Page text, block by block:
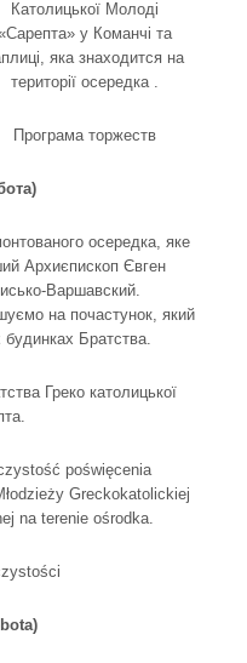
Католицької Молоді
у Команчі та
яка знаходится на
території осередка .
Програма торжеств
осередка, яке
Архиєпископ Євген
Варшавский.
на почастунок, який
будинках Братства.
Греко католицької
poświęcenia
Greckokatolickiej
na terenie ośrodka.